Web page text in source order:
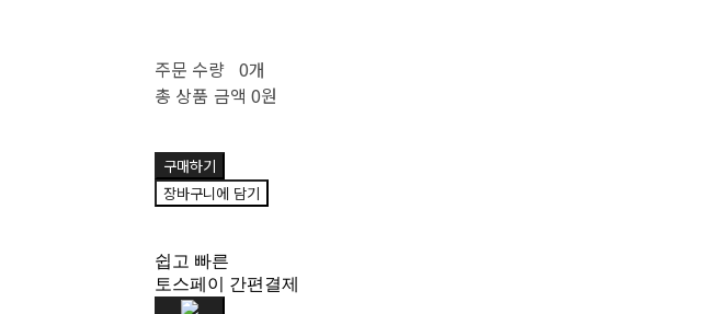
주문 수량 0개
총 상품 금액 0원
구매하기
장바구니에 담기
쉽고 빠른
토스페이 간편결제